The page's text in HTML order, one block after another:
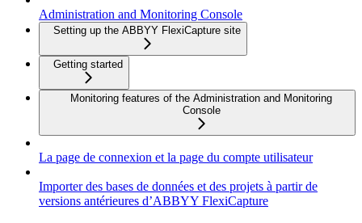
Administration and Monitoring Console
Setting up the ABBYY FlexiCapture site
Getting started
Monitoring features of the Administration and Monitoring
Console
La page de connexion et la page du compte utilisateur
Importer des bases de données et des projets à partir de
versions antérieures d’ABBYY FlexiCapture